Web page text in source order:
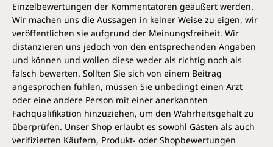
Einzelbewertungen der Kommentatoren geäußert werden.
Wir machen uns die Aussagen in keiner Weise zu eigen, wir
veröffentlichen sie aufgrund der Meinungsfreiheit. Wir
distanzieren uns jedoch von den entsprechenden Angaben
und können und wollen diese weder als richtig noch als
falsch bewerten. Sollten Sie sich von einem Beitrag
angesprochen fühlen, müssen Sie unbedingt einen Arzt
oder eine andere Person mit einer anerkannten
Fachqualifikation hinzuziehen, um den Wahrheitsgehalt zu
überprüfen. Unser Shop erlaubt es sowohl Gästen als auch
verifizierten Käufern, Produkt- oder Shopbewertungen